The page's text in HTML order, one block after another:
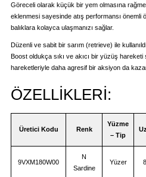
Göreceli olarak küçük bir yem olmasına
eklenmesi sayesinde atış performansı
balıklara kolayca ulaşmanızı sağlar.
Düzenli ve sabit bir sarım (retrieve) ile
Boost oldukça sıkı ve akıcı bir yüzüş
hareketleriyle daha agresif bir aksiyon da
ÖZELLİKLERİ:
Üretici Kodu Renk
Yüzme
– Tip
9VXM180W00
N
Sardine
Yüzer